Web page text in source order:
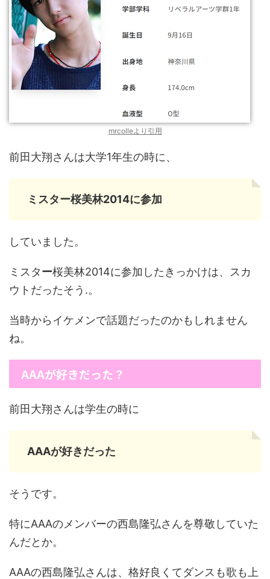
mrcolleより引用
前田大翔さんは大学1年生の時に、
ミスター桜美林2014に参加
していました。
ミスター桜美林2014に参加したきっかけは、スカ
ウトだったそう.。
当時からイケメンで話題だったのかもしれません
ね。
AAAが好きだった？
前田大翔さんは学生の時に
AAAが好きだった
そうです。
特にAAAのメンバーの西島隆弘さんを尊敬していた
んだとか。
AAAの西島隆弘さんは、格好良くてダンスも歌も上